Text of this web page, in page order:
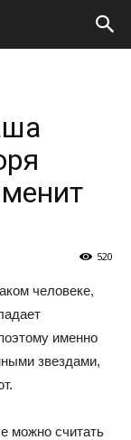
520
человеке,
именно
звездами,
можно считать